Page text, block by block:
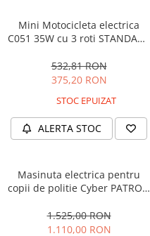
Mini Motocicleta electrica
C051 35W cu 3 roti STANDARD
532,81 RON
375,20 RON
STOC EPUIZAT
ALERTA STOC
Masinuta electrica pentru
copii de politie Cyber PATROL,
90W, 12V, Black & White
1.525,00 RON
1.110,00 RON